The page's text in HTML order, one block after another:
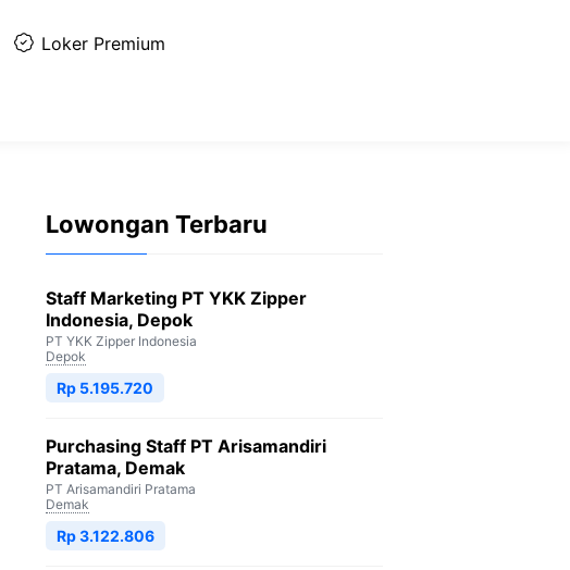
Loker Premium
Lowongan Terbaru
Staff Marketing PT YKK Zipper
Indonesia, Depok
PT YKK Zipper Indonesia
Depok
Rp 5.195.720
Purchasing Staff PT Arisamandiri
Pratama, Demak
PT Arisamandiri Pratama
Demak
Rp 3.122.806